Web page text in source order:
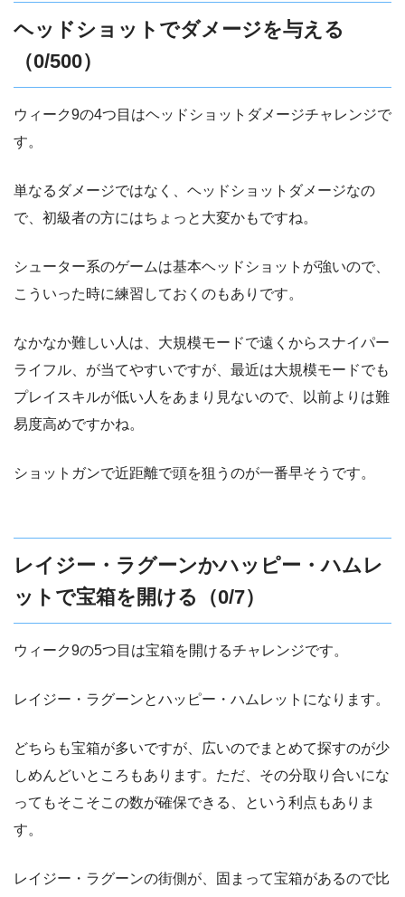
ヘッドショットでダメージを与える
（0/500）
ウィーク9の4つ目はヘッドショットダメージチャレンジで
す。
単なるダメージではなく、ヘッドショットダメージなの
で、初級者の方にはちょっと大変かもですね。
シューター系のゲームは基本ヘッドショットが強いので、
こういった時に練習しておくのもありです。
なかなか難しい人は、大規模モードで遠くからスナイパー
ライフル、が当てやすいですが、最近は大規模モードでも
プレイスキルが低い人をあまり見ないので、以前よりは難
易度高めですかね。
ショットガンで近距離で頭を狙うのが一番早そうです。
レイジー・ラグーンかハッピー・ハムレ
ットで宝箱を開ける（0/7）
ウィーク9の5つ目は宝箱を開けるチャレンジです。
レイジー・ラグーンとハッピー・ハムレットになります。
どちらも宝箱が多いですが、広いのでまとめて探すのが少
しめんどいところもあります。ただ、その分取り合いにな
ってもそこそこの数が確保できる、という利点もありま
す。
レイジー・ラグーンの街側が、固まって宝箱があるので比